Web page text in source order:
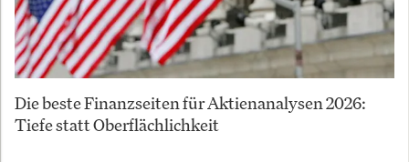
Die beste Finanzseiten für Aktienanalysen 2026:
Tiefe statt Oberflächlichkeit